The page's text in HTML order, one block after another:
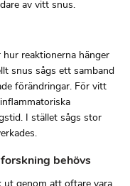
av vitt snus.
reaktionerna hänger
snus sågs ett samband
förändringar. För vitt
I stället sågs stor
behövs